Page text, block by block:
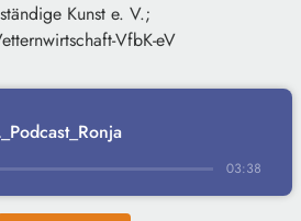
Kunst e. V.;
VfbK-eV
03:38